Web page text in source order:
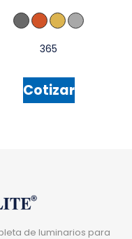
365
Cotizar
de luminarios para